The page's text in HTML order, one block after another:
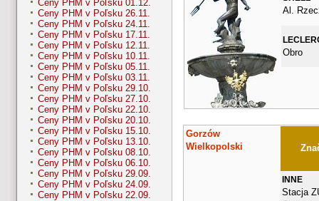
Ceny PHM v Poľsku 01.12.
Ceny PHM v Poľsku 26.11.
Ceny PHM v Poľsku 24.11.
Ceny PHM v Poľsku 17.11.
Ceny PHM v Poľsku 12.11.
Ceny PHM v Poľsku 10.11.
Ceny PHM v Poľsku 05.11.
Ceny PHM v Poľsku 03.11.
Ceny PHM v Poľsku 29.10.
Ceny PHM v Poľsku 27.10.
Ceny PHM v Poľsku 22.10.
Ceny PHM v Poľsku 20.10.
Ceny PHM v Poľsku 15.10.
Ceny PHM v Poľsku 13.10.
Ceny PHM v Poľsku 08.10.
Ceny PHM v Poľsku 06.10.
Ceny PHM v Poľsku 29.09.
Ceny PHM v Poľsku 24.09.
Ceny PHM v Poľsku 22.09.
Al.
Obro
Gorzów
Wielkopolski
INNE
Stacja